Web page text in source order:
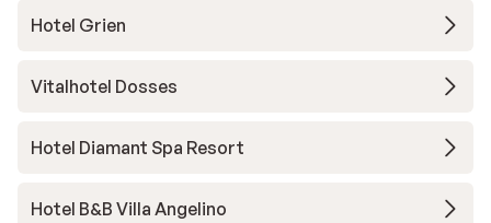
Hotel Grien
Vitalhotel Dosses
Hotel Diamant Spa Resort
Hotel B&B Villa Angelino